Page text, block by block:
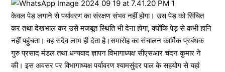
केवल पेड़ लगाने से पर्यावरण का संरक्षण संभव नहीं होगा। उस पेड़ को सिंचित
कर तथा देखभाल कर उसे मजबूत स्थिति भी देना होगा, क्योंकि पेड़ से कभी हानि
नहीं पहुंचता। वह सदैव लाभ ही देता है।समारोह का संचालन कार्मिक प्रबंधक
गुरु प्रसाद मंडल तथा धन्यवाद ज्ञापन विभागाध्यक्ष सीएसआर चंदन कुमार ने
की। इस अवसर पर विभागाध्यक्ष पर्यावरण श्यामसुंदर पाल के सहयोग से यहां